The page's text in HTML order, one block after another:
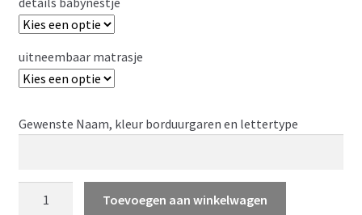
uitneembaar matrasje
Gewenste Naam, kleur borduurgaren en lettertype
Toevoegen aan winkelwagen